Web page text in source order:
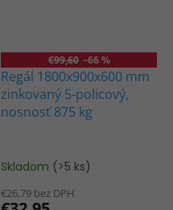
€99,60 –66 %
Regál 1800x900x600 mm
zinkovaný 5-policový,
nosnosť 875 kg
Skladom (>5 ks)
€26,79 bez DPH